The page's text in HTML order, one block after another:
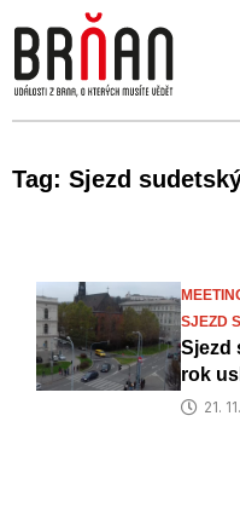
Tag: Sjezd
SJEZD
Sjezd
rok
21.